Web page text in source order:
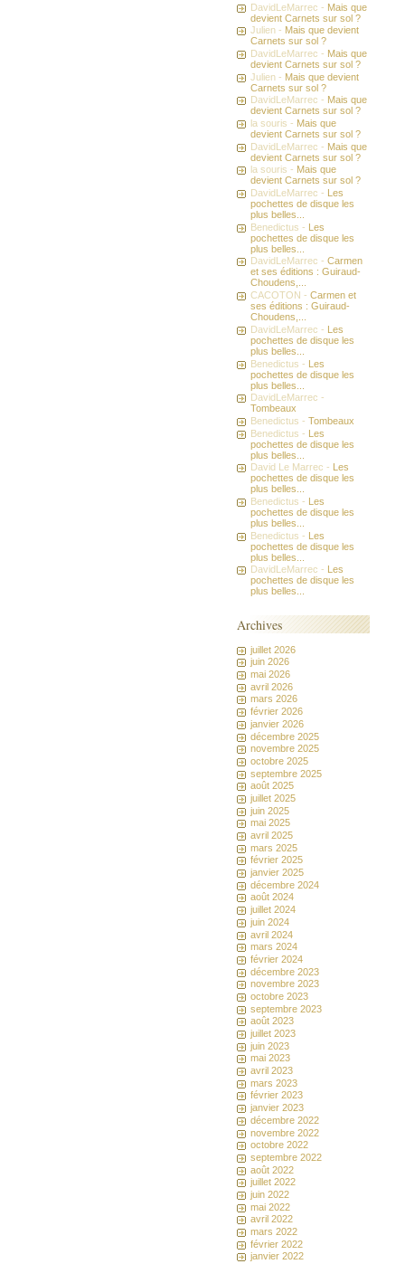
DavidLeMarrec - Mais que
devient Carnets sur sol ?
Julien - Mais que devient
Carnets sur sol ?
DavidLeMarrec - Mais que
devient Carnets sur sol ?
Julien - Mais que devient
Carnets sur sol ?
DavidLeMarrec - Mais que
devient Carnets sur sol ?
la souris - Mais que
devient Carnets sur sol ?
DavidLeMarrec - Mais que
devient Carnets sur sol ?
la souris - Mais que
devient Carnets sur sol ?
DavidLeMarrec - Les
pochettes de disque les
plus belles...
Benedictus - Les
pochettes de disque les
plus belles...
DavidLeMarrec -Carmen
et ses éditions : Guiraud-
Choudens,...
CACOTON -Carmen et
ses éditions : Guiraud-
Choudens,...
DavidLeMarrec - Les
pochettes de disque les
plus belles...
Benedictus - Les
pochettes de disque les
plus belles...
DavidLeMarrec -
Tombeaux
Benedictus -Tombeaux
Benedictus - Les
pochettes de disque les
plus belles...
David Le Marrec -
Les
pochettes de disque les
plus belles...
Benedictus - Les
pochettes de disque les
plus belles...
Benedictus - Les
pochettes de disque les
plus belles...
DavidLeMarrec -
Les
pochettes de disque les
plus belles...
Archives
juillet 2026
juin 2026
mai 2026
avril 2026
mars 2026
février 2026
janvier 2026
décembre 2025
novembre 2025
octobre 2025
septembre 2025
août 2025
juillet 2025
juin 2025
mai 2025
avril 2025
mars 2025
février 2025
janvier 2025
décembre 2024
août 2024
juillet 2024
juin 2024
avril 2024
mars 2024
février 2024
décembre 2023
novembre 2023
octobre 2023
septembre 2023
août 2023
juillet 2023
juin 2023
mai 2023
avril 2023
mars 2023
février 2023
janvier 2023
décembre 2022
novembre 2022
octobre 2022
septembre 2022
août 2022
juillet 2022
juin 2022
mai 2022
avril 2022
mars 2022
février 2022
janvier 2022